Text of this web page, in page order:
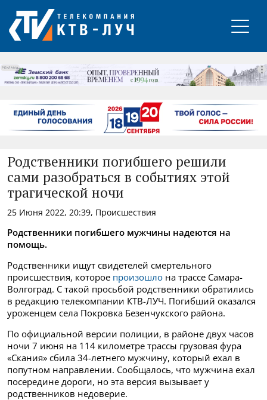
РЕКЛАМА
Родственники погибшего решили
сами разобраться в событиях этой
трагической ночи
25 Июня 2022, 20:39, Происшествия
Родственники погибшего мужчины надеются на
помощь.
Родственники ищут свидетелей смертельного
происшествия, которое произошло на трассе Самара-
Волгоград. С такой просьбой родственники обратились
в редакцию телекомпании КТВ-ЛУЧ. Погибший оказался
уроженцем села Покровка Безенчукского района.
По официальной версии полиции, в районе двух часов
ночи 7 июня на 114 километре трассы грузовая фура
«Скания» сбила 34-летнего мужчину, который ехал в
попутном направлении. Сообщалось, что мужчина ехал
посередине дороги, но эта версия вызывает у
родственников недоверие.